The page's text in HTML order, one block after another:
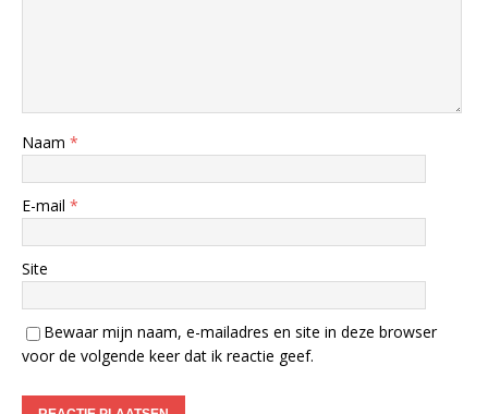
Naam *
E-mail *
Site
Bewaar mijn naam, e-mailadres en site in deze browser
voor de volgende keer dat ik reactie geef.